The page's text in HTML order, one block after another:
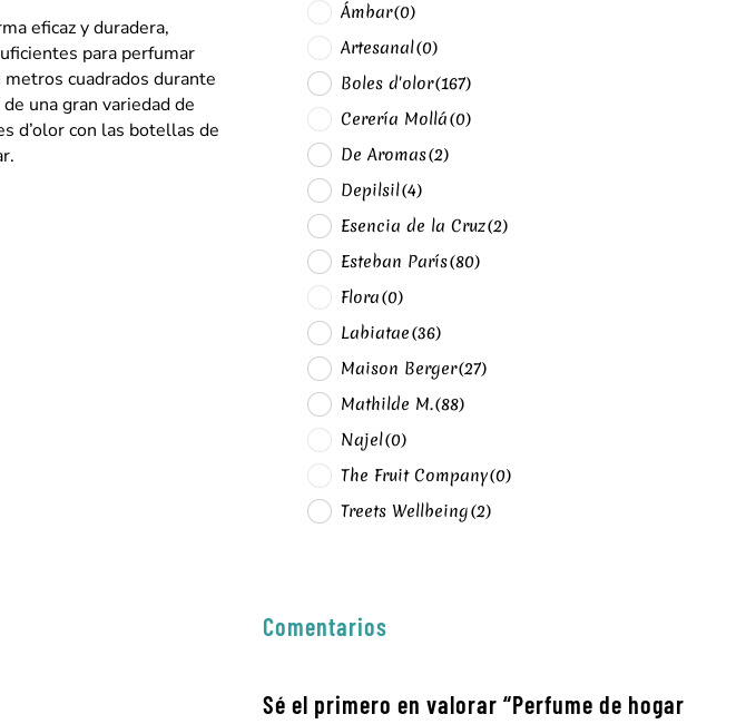
eficaz y duradera,
para perfumar
cuadrados durante
una gran variedad de
d’olor con las botellas de
Ámbar(0)
Artesanal(0)
Boles d'olor(167)
Cerería Mollá(0)
De Aromas(2)
Depilsil(4)
Esencia de la Cruz(2)
Esteban París(80)
Flora(0)
Labiatae(36)
Maison Berger(27)
Mathilde M.(88)
Najel(0)
The Fruit Company(0)
Treets Wellbeing(2)
Comentarios
Sé el primero en valorar “Perfume de hogar